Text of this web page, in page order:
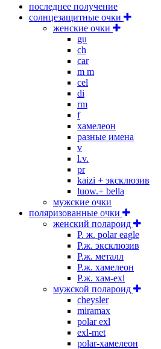
последнее получение
солнцезащитные очки
женские очки
gu
ch
car
m m
cel
di
rm
f
хамелеон
разные имена
v
l.v.
pr
kaizi + эксклюзив
luow.+ bella
мужские очки
поляризованные очки
женский полароид
P. ж. polar eagle
P.ж. эксклюзив
Р.ж. металл
P.ж. хамелеон
Р.ж. хам-exl
мужской полароид
cheysler
miramax
polar exl
exl-met
polar-хамелеон